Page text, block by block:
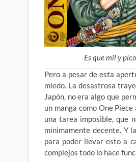
Es que mil y
Pero a pesar de esta
miedo. La desastrosa
Japón, no era algo que
un manga como One
una tarea imposible, que
mínimamente decente. Y
para poder llevar esto a
complejos todo lo hace